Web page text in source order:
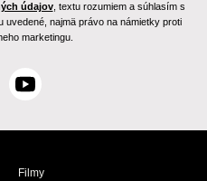
údajov, textu rozumiem a súhlasím s
uvedené, najmä právo na námietky proti
marketingu.
Y
u
Filmy